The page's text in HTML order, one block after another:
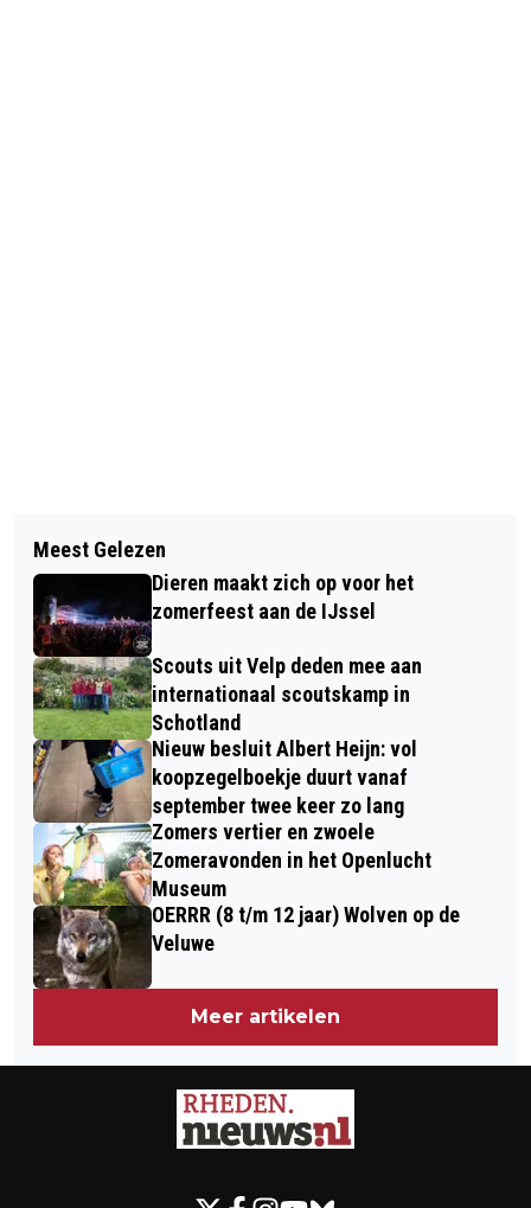
PRESTATIEAFSPRAKEN GEMEENTE
RHEDEN, WONINGCORPORATIE
VIVARE EN HUURDERSVERENIGING
RHEDEN
INZAMELING VOOR KERSTTASSEN
ACTIE VAN START
Meest Gelezen
Dieren maakt zich op voor het
zomerfeest aan de IJssel
Scouts uit Velp deden mee aan
internationaal scoutskamp in
Schotland
Nieuw besluit Albert Heijn: vol
koopzegelboekje duurt vanaf
september twee keer zo lang
Zomers vertier en zwoele
Zomeravonden in het Openlucht
Museum
OERRR (8 t/m 12 jaar) Wolven op de
Veluwe
Meer artikelen